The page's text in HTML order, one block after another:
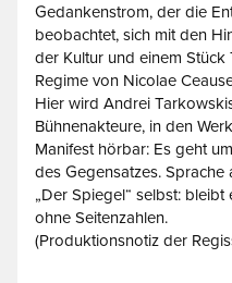
Gedankenstrom, der die
beobachtet, sich mit den
der Kultur und einem
Regime von Nicolae
Hier wird Andrei
Bühnenakteure, in den
Manifest hörbar: Es geht
des Gegensatzes. Sprache
„Der Spiegel“ selbst: bleibt
ohne Seitenzahlen.
(Produktionsnotiz der